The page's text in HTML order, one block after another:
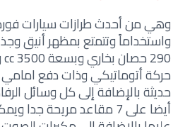
وهي من أحدث طرازات سيارات فورد
واستخداماً وتتمتع بمظهر أنيق
حركة أتوماتيكي وذات دفع امامي
حديثة بالإضافة إلى كل وسائل
أيضا على 7 مقاعد مريحة